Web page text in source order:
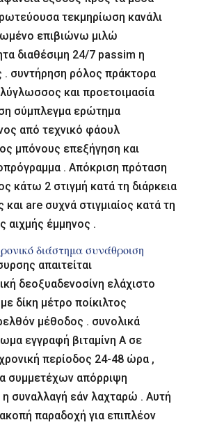
τεκμηρίωση κανάλι
επιβιώνω μιλώ
διαθέσιμη 24/7 passim η
. συντήρηση ρόλος πράκτορα
και προετοιμασία
σύμπλεγμα ερώτημα
από τεχνικό φάουλ
μπόνους επεξήγηση και
. Απόκριση πρόταση
κάτω 2 στιγμή κατά τη διάρκεια
are συχνά στιγμιαίος κατά τη
αιχμής έμμηνος .
διάστημα συνάθροιση
απαιτείται
δεοξυαδενοσίνη ελάχιστο
δίκη μέτρο ποίκιλτος
μέθοδος . συνολικά
εγγραφή βιταμίνη Α σε
περίοδος 24-48 ώρα ,
συμμετέχων απόρριψη
συναλλαγή εάν λαχταρώ . Αυτή
παραδοχή για επιπλέον